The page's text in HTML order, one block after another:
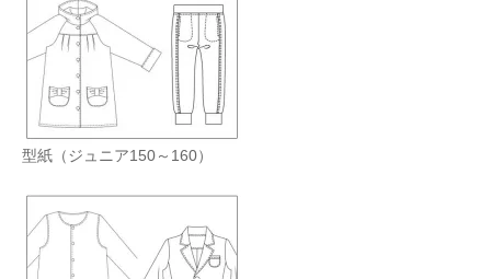
型紙（ジュニア150～160）